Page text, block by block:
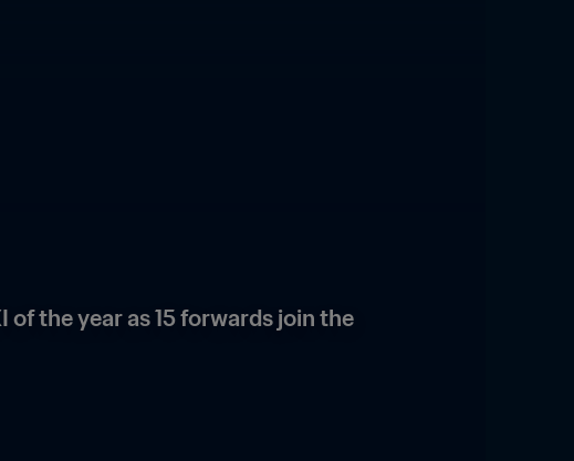
of the year as 15 forwards join the